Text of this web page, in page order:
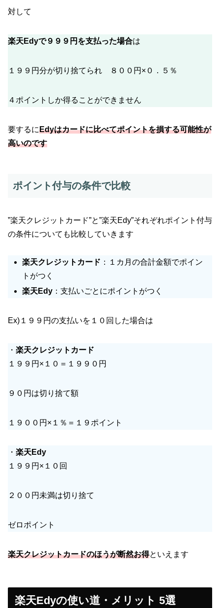
対して
楽天Edyで９９９円を支払った場合は
１９９円分が切り捨てられ ８００円×０．５％
４ポイントしか得ることができません
要するにEdyはカードに比べてポイントを損する可能性が
高いのです
ポイント付与の条件で比較
”楽天クレジットカード”と”楽天Edy”それぞれポイント付与
の条件についても比較していきます
楽天クレジットカード ：１カ月の合計金額でポイン
トがつく
楽天Edy ：支払いごとにポイントがつく
Ex)１９９円の支払いを１０回した場合は
・ 楽天クレジットカード
１９９円×１０＝１９９０円
９０円は切り捨て額
１９００円×１％＝１９ポイント
・ 楽天Edy
１９９円×１０回
２００円未満は切り捨て
ゼロポイント
楽天クレジットカードのほうが断然お得といえます
楽天Edyの使い道・メリット 5選